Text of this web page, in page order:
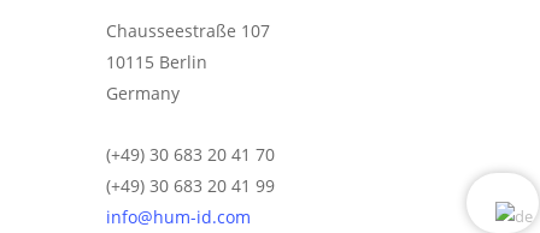
Chausseestraße 107
10115 Berlin
Germany
(+49) 30 683 20 41 70
(+49) 30 683 20 41 99
info@hum-id.com